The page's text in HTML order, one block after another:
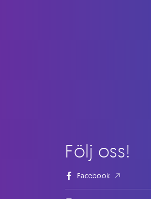
Följ oss!
Facebook